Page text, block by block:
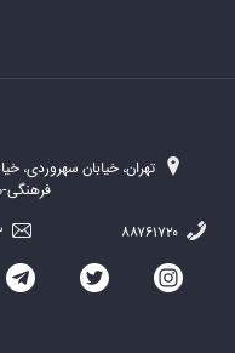
تهران، خیابان سهروردی،
فرهنگی-